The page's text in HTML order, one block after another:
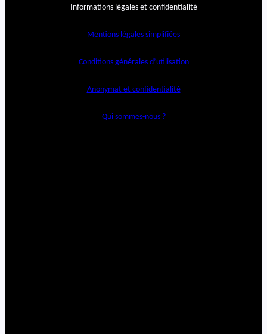
Informations légales et confidentialité
Mentions légales simplifiées
Conditions générales d’utilisation
Anonymat et confidentialité
Qui sommes-nous ?